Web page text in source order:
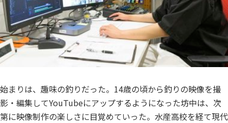
始まりは、趣味の釣りだった。14歳の頃から釣りの映像を撮
影・編集してYouTubeにアップするようになった坊中は、次
第に映像制作の楽しさに目覚めていった。水産高校を経て現代